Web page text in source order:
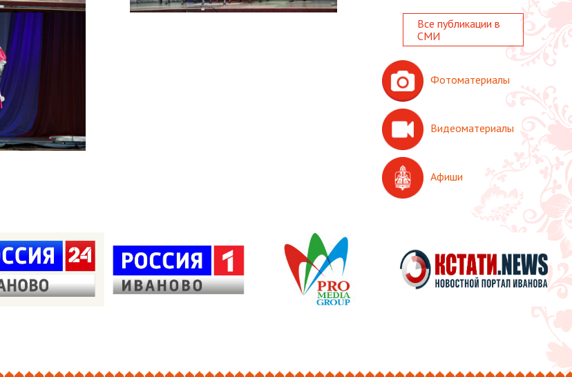
Все публикации в
СМИ
Фотоматериалы
Видеоматериалы
Афиши